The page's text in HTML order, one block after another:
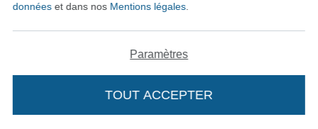
(9,33 € / 1 m²)
13,06 € / m
(9,33 € / 1 m²)
donnéeset dans nos Mentions légales.
Paramètres
TOUT ACCEPTER